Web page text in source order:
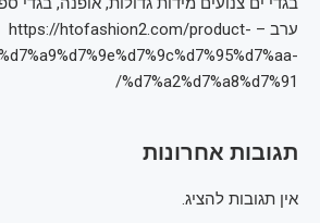
ערב – https://htofashion2.com/product-
%d7%a2%d7%a8%d7%91/
תגובות אחרונות
אין תגובות להציג.